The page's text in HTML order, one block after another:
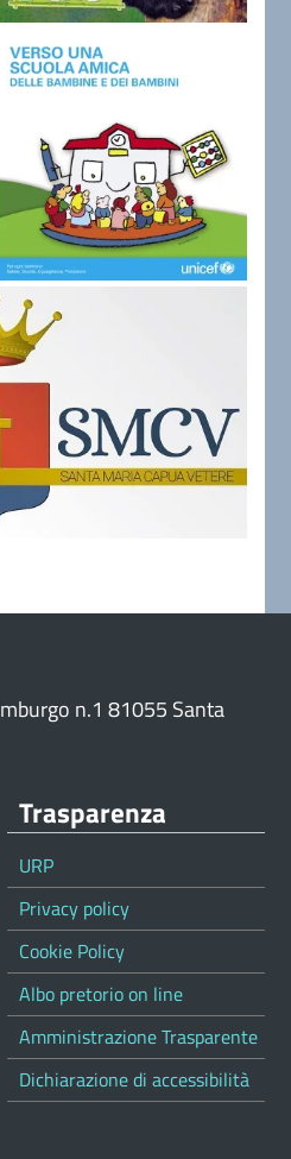
n.1 81055 Santa
Trasparenza
URP
Privacy policy
Cookie Policy
Albo pretorio on line
Amministrazione Trasparente
Dichiarazione di accessibilità